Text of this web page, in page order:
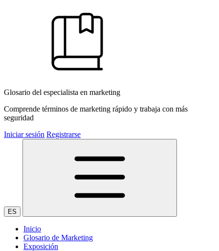
Glosario del especialista en marketing
Comprende términos de marketing rápido y trabaja con más
seguridad
Iniciar sesión Registrarse
ES
Inicio
Glosario de Marketing
Exposición